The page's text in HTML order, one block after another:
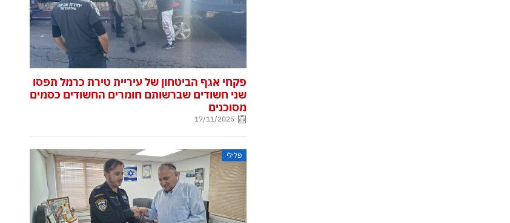
פקחי אגף הביטחון של עיריית טירת כרמל תפסו
שני חשודים שברשותם חומרים החשודים כסמים
מסוכנים
17/11/2025
פלילי